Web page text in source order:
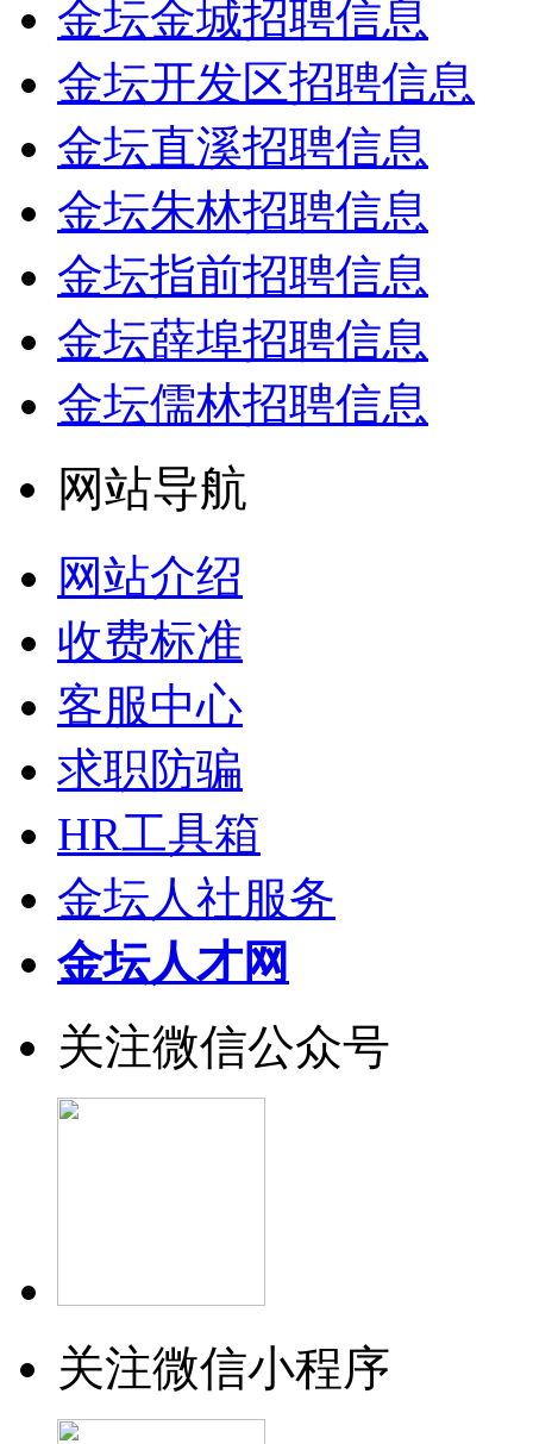
金坛金城招聘信息
金坛开发区招聘信息
金坛直溪招聘信息
金坛朱林招聘信息
金坛指前招聘信息
金坛薛埠招聘信息
金坛儒林招聘信息
网站导航
网站介绍
收费标准
客服中心
求职防骗
HR工具箱
金坛人社服务
金坛人才网
关注微信公众号
关注微信小程序